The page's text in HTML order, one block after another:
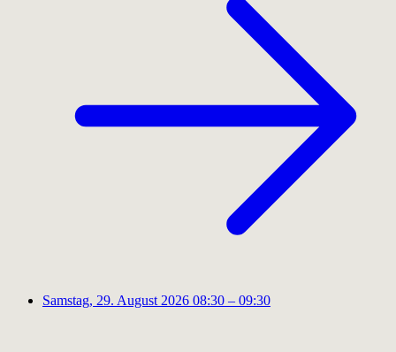
Samstag, 29. August 2026 08:30 – 09:30